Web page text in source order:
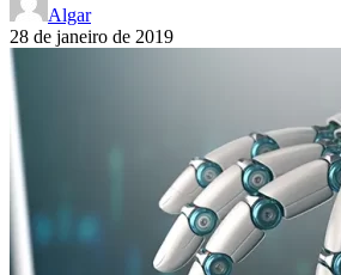
Algar
28 de janeiro de 2019